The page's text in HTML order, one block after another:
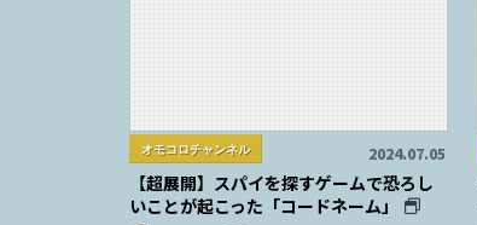
オモコロチャンネル 2024.07.05
【超展開】スパイを探すゲームで恐ろし
いことが起こった「コードネーム」